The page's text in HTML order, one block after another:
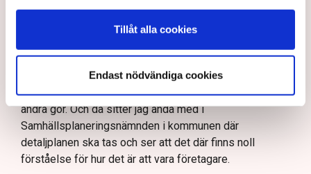
Tillåt alla cookies
Endast nödvändiga cookies
Att du nu ställer in uteserveringen under sommaren,
hur påverkar det ekonomin?
– Det blir ett avbräck, naturligtvis. Men jag kan inte ägna
mig åt allt diskuterande fram och tillbaka där det verkar
som att den ena delen av förvaltningen inte vet vad den
andra gör. Och då sitter jag ändå med i
Samhällsplaneringsnämnden i kommunen där
detaljplanen ska tas och ser att det där finns noll
förståelse för hur det är att vara företagare.